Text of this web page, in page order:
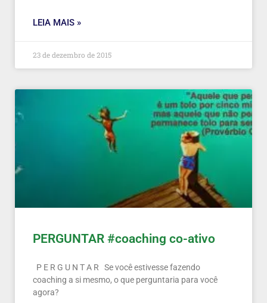
LEIA MAIS »
23 de dezembro de 2015
PERGUNTAR #coaching co-ativo
P E R G U N T A R Se você estivesse fazendo
coaching a si mesmo, o que perguntaria para você
agora?